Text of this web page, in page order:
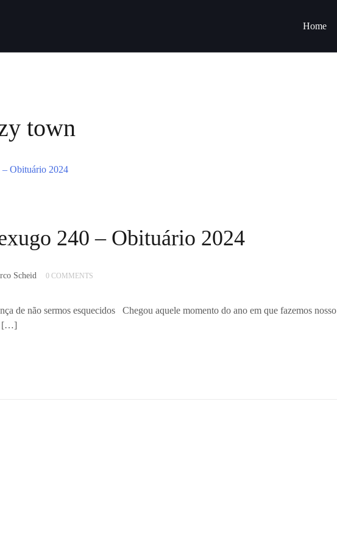
Home
town
240 – Obituário 2024
Scheid 0 COMMENTS
de não sermos esquecidos Chegou aquele momento do ano em que fazemos nosso
[…]